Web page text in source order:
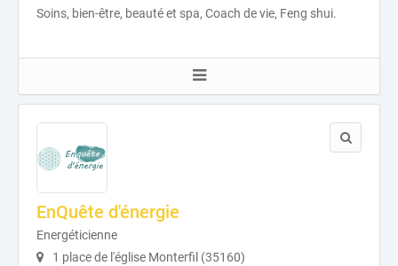
Soins, bien-être, beauté et spa, Coach de vie, Feng shui.
EnQuête d'énergie
Energéticienne
1 place de l'église Monterfil (35160)